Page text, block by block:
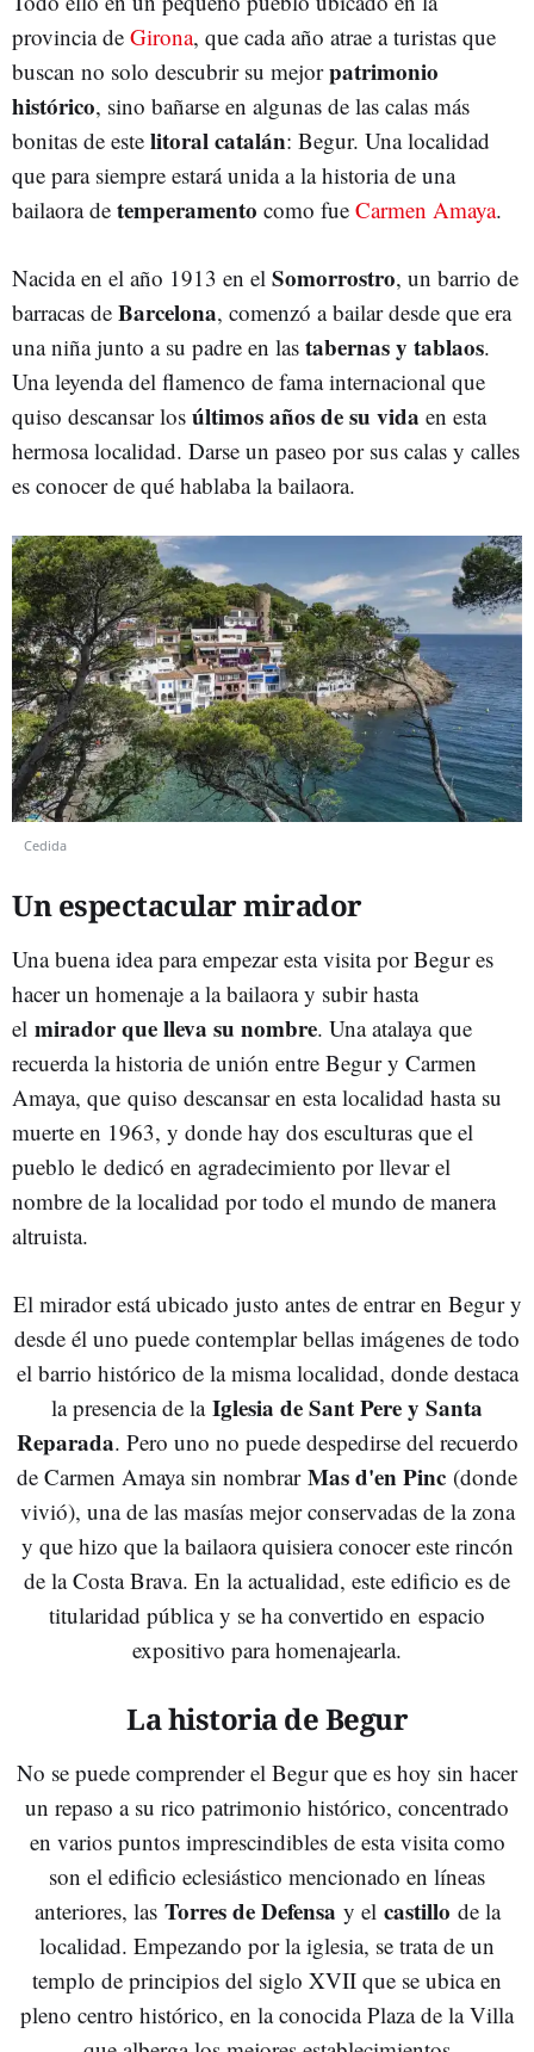
provincia de Girona, que cada año atrae a turistas que
buscan no solo descubrir su mejorpatrimonio
histórico, sino bañarse en algunas de las calas más
bonitas de este litoral catalán: Begur. Una localidad
que para siempre estará unida a la historia de una
bailaora de temperamento como fue Carmen Amaya.
Nacida en el año 1913 en el Somorrostro, un barrio de
barracas de Barcelona, comenzó a bailar desde que era
una niña junto a su padre en las tabernas y tablaos.
Una leyenda del flamenco de fama internacional que
quiso descansar los últimos años de su vida en esta
hermosa localidad. Darse un paseo por sus calas y calles
es conocer de qué hablaba la bailaora.
Cedida
Un espectacular mirador
Una buena idea para empezar esta visita por Begur es
hacer un homenaje a la bailaora y subir hasta
el mirador que lleva su nombre. Una atalaya que
recuerda la historia de unión entre Begur y Carmen
Amaya, que quiso descansar en esta localidad hasta su
muerte en 1963, y donde hay dos esculturas que el
pueblo le dedicó en agradecimiento por llevar el
nombre de la localidad por todo el mundo de manera
altruista.
El mirador está ubicado justo antes de entrar en Begur y
desde él uno puede contemplar bellas imágenes de todo
el barrio histórico de la misma localidad, donde destaca
la presencia de la Iglesia de Sant Pere y Santa
Reparada. Pero uno no puede despedirse del recuerdo
de Carmen Amaya sin nombrar Mas d'en Pinc (donde
vivió), una de las masías mejor conservadas de la zona
y que hizo que la bailaora quisiera conocer este rincón
de la Costa Brava. En la actualidad, este edificio es de
titularidad pública y se ha convertido en espacio
expositivo para homenajearla.
La historia de Begur
No se puede comprender el Begur que es hoy sin hacer
un repaso a su rico patrimonio histórico, concentrado
en varios puntos imprescindibles de esta visita como
son el edificio eclesiástico mencionado en líneas
anteriores, las Torres de Defensa y el castillo de la
localidad. Empezando por la iglesia, se trata de un
templo de principios del siglo XVII que se ubica en
pleno centro histórico, en la conocida Plaza de la Villa